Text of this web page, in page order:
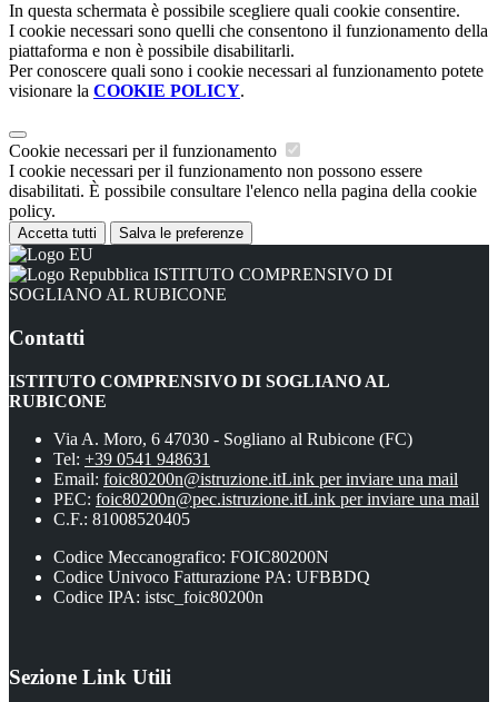
In questa schermata è possibile scegliere quali cookie consentire.
I cookie necessari sono quelli che consentono il funzionamento della
piattaforma e non è possibile disabilitarli.
Per conoscere quali sono i cookie necessari al funzionamento potete
visionare la COOKIE POLICY.
Cookie necessari per il funzionamento
I cookie necessari per il funzionamento non possono essere
disabilitati. È possibile consultare l'elenco nella pagina della cookie
policy.
Accetta tutti Salva le preferenze
ISTITUTO COMPRENSIVO DI
SOGLIANO AL RUBICONE
Contatti
ISTITUTO COMPRENSIVO DI SOGLIANO AL
RUBICONE
Via A. Moro, 6 47030 - Sogliano al Rubicone (FC)
Tel: +39 0541 948631
Email: foic80200n@istruzione.itLink per inviare una mail
PEC: foic80200n@pec.istruzione.itLink per inviare una mail
C.F.: 81008520405
Codice Meccanografico: FOIC80200N
Codice Univoco Fatturazione PA: UFBBDQ
Codice IPA: istsc_foic80200n
Sezione Link Utili